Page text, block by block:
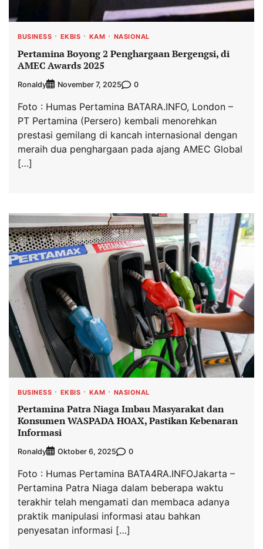
BUSINESS EKBIS KAM NASIONAL
Pertamina Boyong 2 Penghargaan Bergengsi, di
AMEC Awards 2025
Ronaldy November 7, 2025 0
Foto : Humas Pertamina BATARA.INFO, London –
PT Pertamina (Persero) kembali menorehkan
prestasi gemilang di kancah internasional dengan
meraih dua penghargaan pada ajang AMEC Global
[…]
BUSINESS EKBIS KAM NASIONAL
Pertamina Patra Niaga Imbau Masyarakat dan
Konsumen WASPADA HOAX, Pastikan Kebenaran
Informasi
Ronaldy Oktober 6, 2025 0
Foto : Humas Pertamina BATA4RA.INFOJakarta –
Pertamina Patra Niaga dalam beberapa waktu
terakhir telah mengamati dan membaca adanya
praktik manipulasi informasi atau bahkan
penyesatan informasi […]